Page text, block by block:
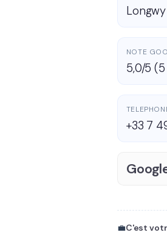
NOTE
5,0/5 (5
+33 7
💼C'est